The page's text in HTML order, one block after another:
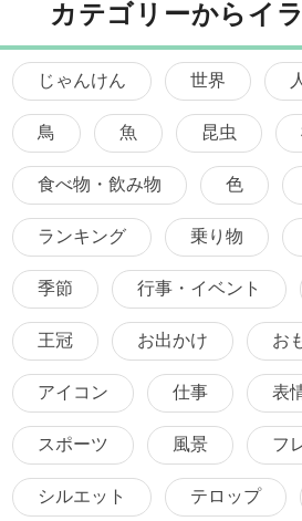
カテゴリーからイ
じゃんけん 世界
鳥 魚 昆虫
食べ物・飲み物 色
ランキング 乗り物
季節 行事・イベント
王冠 お出かけ お
アイコン 仕事 表
スポーツ 風景 フ
シルエット テロップ